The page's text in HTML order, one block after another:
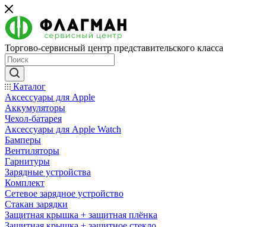
Торгово-сервисный центр представительского класса
Каталог
Аксессуары для Apple
Аккумуляторы
Чехол-батарея
Аксессуары для Apple Watch
Бамперы
Вентиляторы
Гарнитуры
Зарядные устройства
Комплект
Сетевое зарядное устройство
Стакан зарядки
Защитная крышка + защитная плёнка